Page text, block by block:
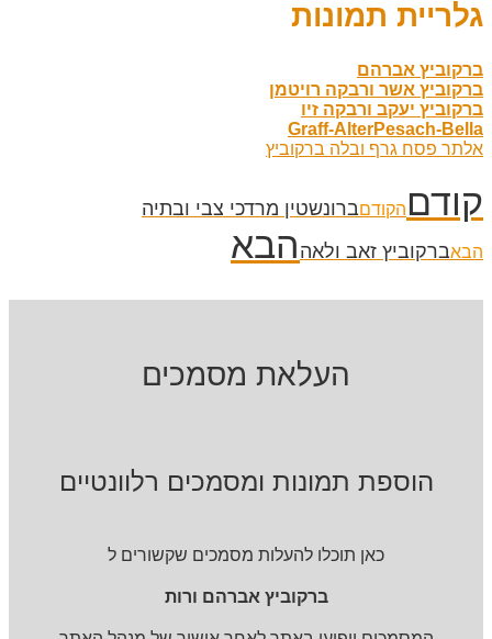
גלריית תמונות
ברקוביץ אברהם
ברקוביץ אשר ורבקה רויטמן
ברקוביץ יעקב ורבקה זיו
Graff-AlterPesach-Bella
אלתר פסח גרף ובלה ברקוביץ
קודם הקודםברונשטין מרדכי צבי ובתיה
הבאברקוביץ זאב ולאה הבא
העלאת מסמכים
הוספת תמונות ומסמכים רלוונטיים
כאן תוכלו להעלות מסמכים שקשורים ל
ברקוביץ אברהם ורות